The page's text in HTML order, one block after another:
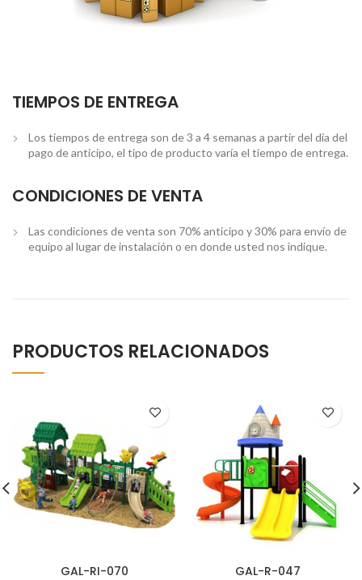
TIEMPOS DE ENTREGA
Los tiempos de entrega son de 3 a 4 semanas a partir del día del
pago de anticipo, el tipo de producto varía el tiempo de entrega.
CONDICIONES DE VENTA
Las condiciones de venta son 70% anticipo y 30% para envío de
equipo al lugar de instalación o en donde usted nos indique.
PRODUCTOS RELACIONADOS
GAL-RI-070 GAL-R-047